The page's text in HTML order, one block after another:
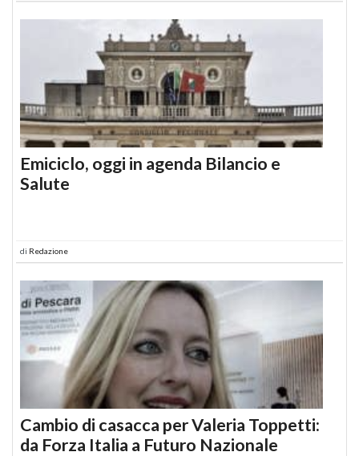
Emiciclo, oggi in agenda Bilancio e
Salute
di Redazione
Cambio di casacca per Valeria Toppetti:
da Forza Italia a Futuro Nazionale